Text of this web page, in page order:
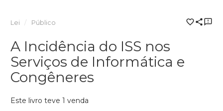
Lei Público
A Incidência do ISS nos
Serviços de Informática e
Congêneres
Este livro teve 1 venda